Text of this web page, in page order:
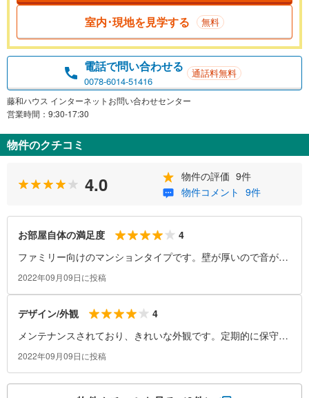
室内･現地を見学する 無料
電話で問い合わせる
0078-6014-51416
通話料無料
藤和ハウス インターネットお問い合わせセンター
営業時間：9:30-17:30
物件のクチコミ
4.0 物件の評価 9件
物件コメント 9件
お部屋自体の満足度
4
ファミリー向けのマンションタイプです。壁が厚いので音が静
かで良いです。
2022年09月09日に投稿
デザイン/外観
4
メンテナンスされており、きれいな外観です。定期的に保守さ
れているのできれいです。
2022年09月09日に投稿